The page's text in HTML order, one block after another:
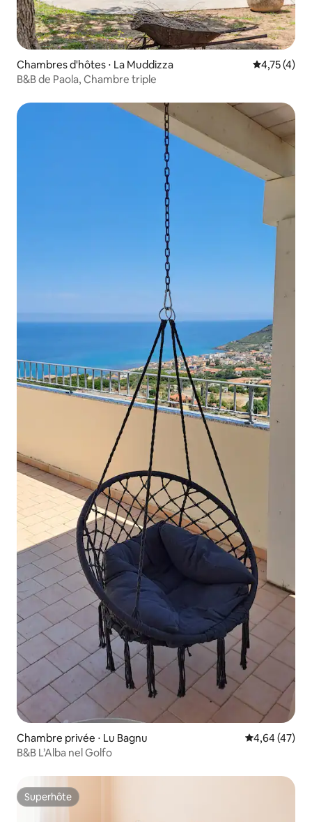
Chambres d'hôtes ⋅ La Muddizza Évaluation
4,75 (4)
B&B de Paola, Chambre triple
Chambre privée ⋅ Lu Bagnu Évaluation
4,64 (47)
B&B L’Alba nel Golfo
Superhôte
Superhôte